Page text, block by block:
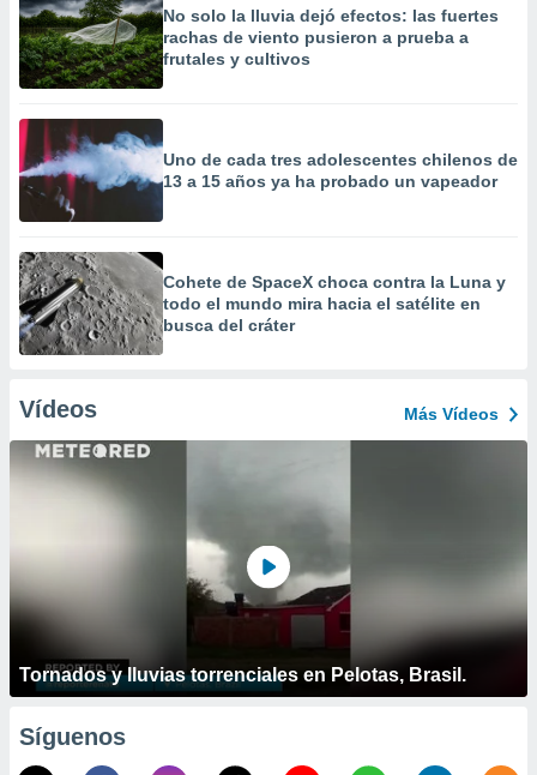
No solo la lluvia dejó efectos: las fuertes
rachas de viento pusieron a prueba a
frutales y cultivos
Uno de cada tres adolescentes chilenos de
13 a 15 años ya ha probado un vapeador
Cohete de SpaceX choca contra la Luna y
todo el mundo mira hacia el satélite en
busca del cráter
Vídeos Más Vídeos
Tornados y lluvias torrenciales en Pelotas, Brasil.
Síguenos